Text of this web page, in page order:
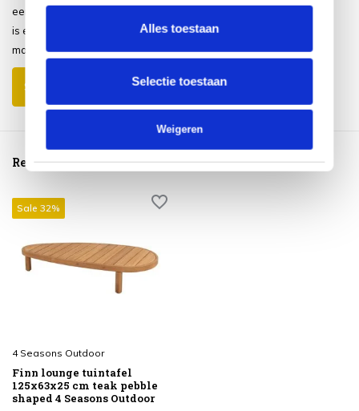
Alles toestaan
Selectie toestaan
Weigeren
een maand en hij staat prachtig. Het
is een mooie en solide tafel die je
makkelijk in elkaar zet.
Schrijf je eigen review
Reeds bekeken
Sale 32%
4 Seasons Outdoor
Finn lounge tuintafel
125x63x25 cm teak pebble
shaped 4 Seasons Outdoor